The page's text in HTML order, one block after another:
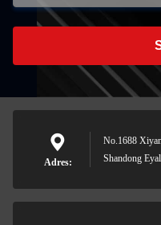
Adres:
No.1688
Shandong